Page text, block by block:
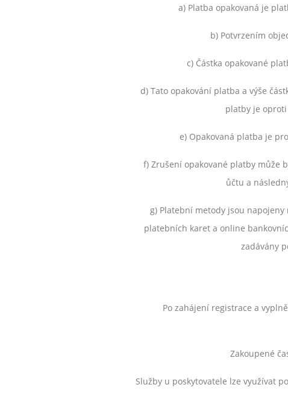
a) Platba opakovaná je
b) Potvrzením
c) Částka opakované
d) Tato opakování platba a výše
platby je
e) Opakovaná platba je
f) Zrušení opakované platby může
ůčtu a
g) Platební metody jsou
platebních karet a online
zadávány
Po zahájení registrace a
Zakoupené
Služby u poskytovatele lze využívat